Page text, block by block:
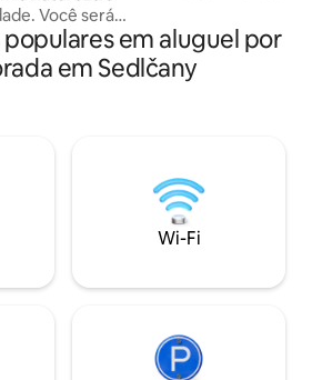
Você será
completa,
no abraço das
onde os
um fogão
desfrutar de
água aquecida
ao ar livre.
:)
florestas e
minimalista, mas
privado na forma
apenas uma noite
experiência onde
recarrega suas
memórias que
em aluguel por
em Sedlčany
Wi-Fi